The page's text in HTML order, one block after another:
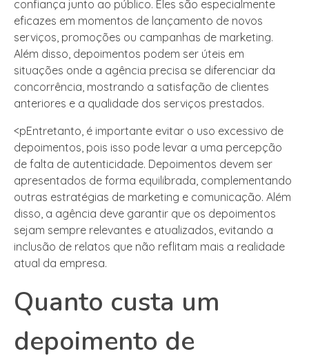
confiança junto ao público. Eles são especialmente
eficazes em momentos de lançamento de novos
serviços, promoções ou campanhas de marketing.
Além disso, depoimentos podem ser úteis em
situações onde a agência precisa se diferenciar da
concorrência, mostrando a satisfação de clientes
anteriores e a qualidade dos serviços prestados.
<pEntretanto, é importante evitar o uso excessivo de
depoimentos, pois isso pode levar a uma percepção
de falta de autenticidade. Depoimentos devem ser
apresentados de forma equilibrada, complementando
outras estratégias de marketing e comunicação. Além
disso, a agência deve garantir que os depoimentos
sejam sempre relevantes e atualizados, evitando a
inclusão de relatos que não reflitam mais a realidade
atual da empresa.
Quanto custa um
depoimento de